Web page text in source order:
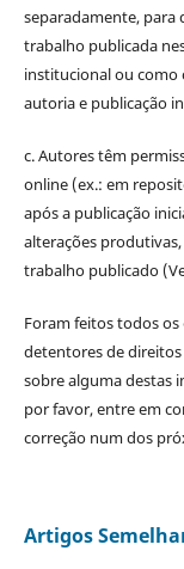
separadamente, para
trabalho publicada
institucional ou como
autoria e publicação
c. Autores têm
online (ex.: em
após a publicação
alterações
trabalho publicado
Foram feitos todos
detentores de
sobre alguma destas
por favor, entre em
correção num dos
Artigos